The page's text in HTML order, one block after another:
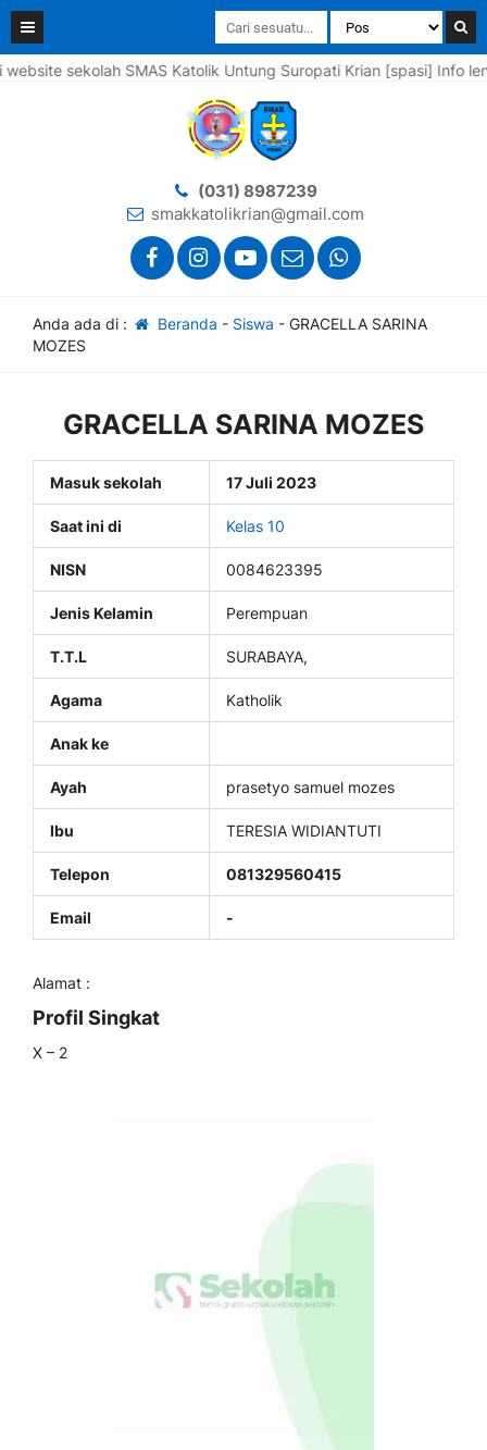
sekolah SMAS Katolik Untung Suropati Krian [spasi] Info
(031) 8987239
smakkatolikrian@gmail.com
Anda ada di : Beranda - Siswa - GRACELLA SARINA
MOZES
GRACELLA SARINA MOZES
Masuk sekolah 17 Juli 2023
Saat ini di Kelas 10
NISN 0084623395
Jenis Kelamin Perempuan
T.T.L SURABAYA,
Agama Katholik
Anak ke
Ayah prasetyo samuel mozes
Ibu TERESIA WIDIANTUTI
Telepon 081329560415
Email -
Alamat :
Profil Singkat
X – 2